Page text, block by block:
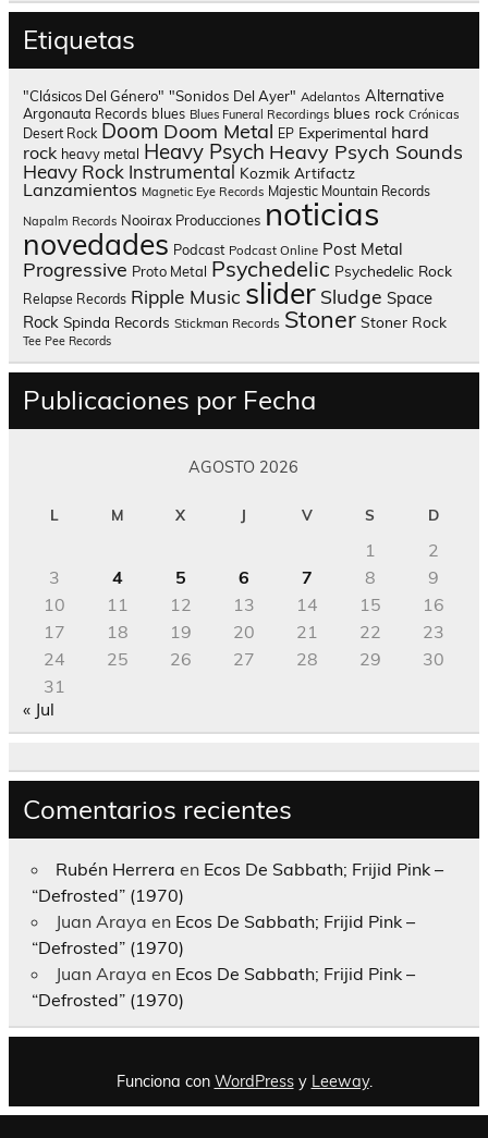
Etiquetas
"Clásicos Del Género" "Sonidos Del Ayer" Adelantos Alternative
Argonauta Records blues Blues Funeral Recordings blues rock Crónicas
Desert Rock Doom Doom Metal EP Experimental hard
rock heavy metal Heavy Psych Heavy Psych Sounds
Heavy Rock Instrumental Kozmik Artifactz
Lanzamientos Magnetic Eye Records Majestic Mountain Records
Napalm Records Nooirax Producciones noticias
novedades Podcast Podcast Online Post Metal
Progressive Proto Metal Psychedelic Psychedelic Rock
Relapse Records Ripple Music slider Sludge Space
Rock Spinda Records Stickman Records Stoner Stoner Rock
Tee Pee Records
Publicaciones por Fecha
AGOSTO 2026
L M X J V S D
1
2
3
4 5 6 7 8
9
10
11 12 13 14 15
16
17
18 19 20 21 22
23
24
25 26 27 28 29
30
31
« Jul
Comentarios recientes
Rubén Herrera en Ecos De Sabbath; Frijid Pink –
“Defrosted” (1970)
Juan Araya en Ecos De Sabbath; Frijid Pink –
“Defrosted” (1970)
Juan Araya en Ecos De Sabbath; Frijid Pink –
“Defrosted” (1970)
Funciona con WordPressy Leeway.